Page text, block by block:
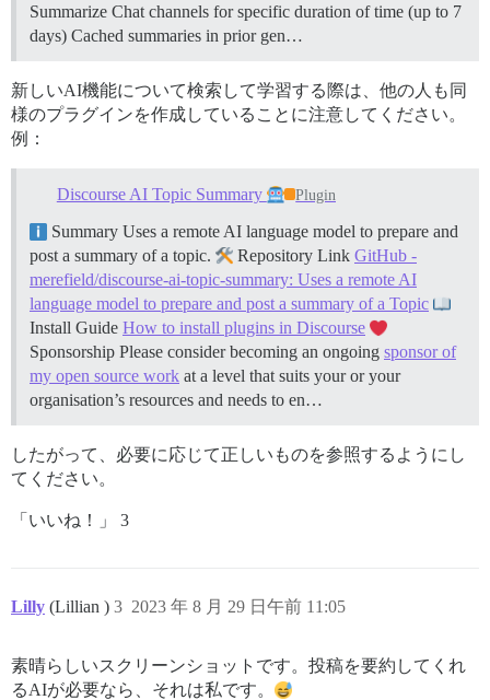
Summarize Chat channels for specific duration of time (up to 7
days) Cached summaries in prior gen…
新しいAI機能について検索して学習する際は、他の人も同
様のプラグインを作成していることに注意してください。
例：
Discourse AI Topic Summary Plugin
Summary Uses a remote AI language model to prepare and
post a summary of a topic.
Repository Link GitHub -
merefield/discourse-ai-topic-summary: Uses a remote AI
language model to prepare and post a summary of a Topic
Install Guide How to install plugins in Discourse
Sponsorship Please consider becoming an ongoing sponsor of
my open source work at a level that suits your or your
organisation’s resources and needs to en…
したがって、必要に応じて正しいものを参照するようにし
てください。
「いいね！」 3
Lilly (Lillian ) 2023 年 8 月 29 日午前 11:05
3
素晴らしいスクリーンショットです。投稿を要約してくれ
るAIが必要なら、それは私です。